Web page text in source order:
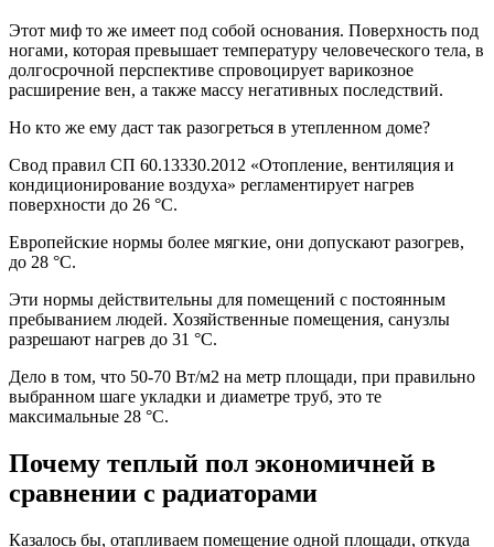
Этот миф то же имеет под собой основания. Поверхность под
ногами, которая превышает температуру человеческого тела, в
долгосрочной перспективе спровоцирует варикозное
расширение вен, а также массу негативных последствий.
Но кто же ему даст так разогреться в утепленном доме?
Свод правил СП 60.13330.2012 «Отопление, вентиляция и
кондиционирование воздуха» регламентирует нагрев
поверхности до 26 °C.
Европейские нормы более мягкие, они допускают разогрев,
до 28 °C.
Эти нормы действительны для помещений с постоянным
пребыванием людей. Хозяйственные помещения, санузлы
разрешают нагрев до 31 °C.
Дело в том, что 50-70 Вт/м2 на метр площади, при правильно
выбранном шаге укладки и диаметре труб, это те
максимальные 28 °C.
Почему теплый пол экономичней в
сравнении с радиаторами
Казалось бы, отапливаем помещение одной площади, откуда